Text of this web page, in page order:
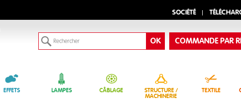
SOCIÉTÉ
COMMANDE PAR
EFFETS LAMPES CÂBLAGE
STRUCTURE /
MACHINERIE
TEXTILE